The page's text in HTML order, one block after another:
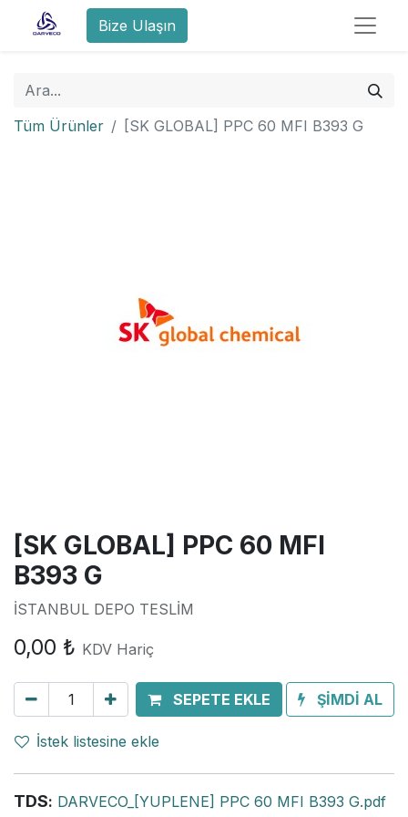
Bize Ulaşın
Tüm Ürünler [SK GLOBAL] PPC 60 MFI B393 G
[SK GLOBAL] PPC 60 MFI
B393 G
İSTANBUL DEPO TESLİM
0,00 ₺ KDV Hariç
SEPETE EKLE ŞİMDİ AL
İstek listesine ekle
TDS: DARVECO_[YUPLENE] PPC 60 MFI B393 G.pdf